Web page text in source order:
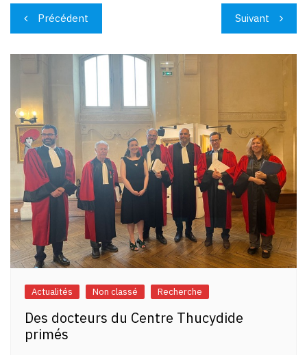
Navigation
de
l’article
Précédent Suivant
Actualités Non classé Recherche
Des docteurs du Centre Thucydide
primés